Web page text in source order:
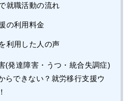
就職活動の流れ
の利用料金
利用した人の声
(発達障害・うつ・統合失調症)
らできない？就労移行支援ウ